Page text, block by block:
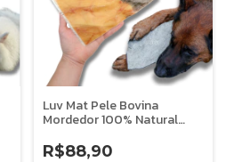
Luv Mat Pele Bovina
Mordedor 100% Natural
R$88,90